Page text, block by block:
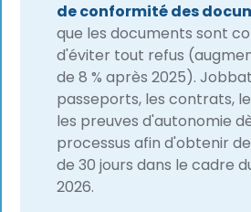
de conformité des
que les documents sont
d'éviter tout refus
de 8 % après 2025).
passeports, les contrats,
les preuves d'autonomie
processus afin d'obtenir
de 30 jours dans le cadre
2026.